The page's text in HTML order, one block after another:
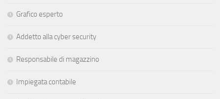
Grafico esperto
Addetto alla cyber security
Responsabile di magazzino
Impiegata contabile